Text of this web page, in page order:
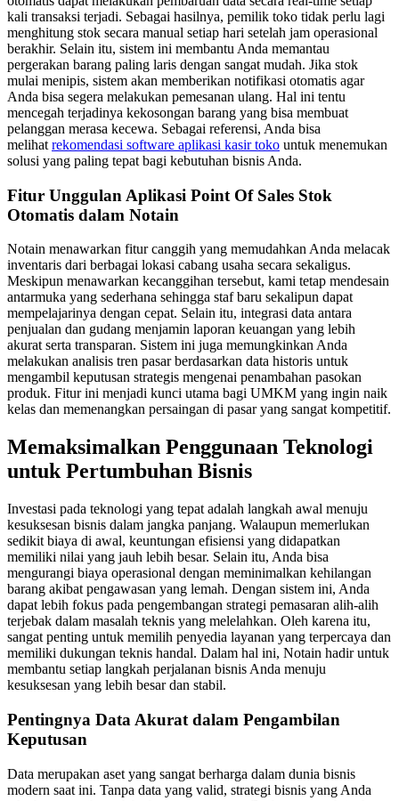
kali transaksi terjadi. Sebagai hasilnya, pemilik toko tidak perlu lagi
menghitung stok secara manual setiap hari setelah jam operasional
berakhir. Selain itu, sistem ini membantu Anda memantau
pergerakan barang paling laris dengan sangat mudah. Jika stok
mulai menipis, sistem akan memberikan notifikasi otomatis agar
Anda bisa segera melakukan pemesanan ulang. Hal ini tentu
mencegah terjadinya kekosongan barang yang bisa membuat
pelanggan merasa kecewa. Sebagai referensi, Anda bisa
melihat rekomendasi software aplikasi kasir toko untuk menemukan
solusi yang paling tepat bagi kebutuhan bisnis Anda.
Fitur Unggulan Aplikasi Point Of Sales Stok
Otomatis dalam Notain
Notain menawarkan fitur canggih yang memudahkan Anda melacak
inventaris dari berbagai lokasi cabang usaha secara sekaligus.
Meskipun menawarkan kecanggihan tersebut, kami tetap mendesain
antarmuka yang sederhana sehingga staf baru sekalipun dapat
mempelajarinya dengan cepat. Selain itu, integrasi data antara
penjualan dan gudang menjamin laporan keuangan yang lebih
akurat serta transparan. Sistem ini juga memungkinkan Anda
melakukan analisis tren pasar berdasarkan data historis untuk
mengambil keputusan strategis mengenai penambahan pasokan
produk. Fitur ini menjadi kunci utama bagi UMKM yang ingin naik
kelas dan memenangkan persaingan di pasar yang sangat kompetitif.
Memaksimalkan Penggunaan Teknologi
untuk Pertumbuhan Bisnis
Investasi pada teknologi yang tepat adalah langkah awal menuju
kesuksesan bisnis dalam jangka panjang. Walaupun memerlukan
sedikit biaya di awal, keuntungan efisiensi yang didapatkan
memiliki nilai yang jauh lebih besar. Selain itu, Anda bisa
mengurangi biaya operasional dengan meminimalkan kehilangan
barang akibat pengawasan yang lemah. Dengan sistem ini, Anda
dapat lebih fokus pada pengembangan strategi pemasaran alih-alih
terjebak dalam masalah teknis yang melelahkan. Oleh karena itu,
sangat penting untuk memilih penyedia layanan yang terpercaya dan
memiliki dukungan teknis handal. Dalam hal ini, Notain hadir untuk
membantu setiap langkah perjalanan bisnis Anda menuju
kesuksesan yang lebih besar dan stabil.
Pentingnya Data Akurat dalam Pengambilan
Keputusan
Data merupakan aset yang sangat berharga dalam dunia bisnis
modern saat ini. Tanpa data yang valid, strategi bisnis yang Anda